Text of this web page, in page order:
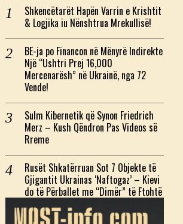
Shkencëtarët Hapën Varrin e Krishtit
& Logjika iu Nënshtrua Mrekullisë!
BE-ja po Financon në Mënyrë Indirekte
Një “Ushtri Prej 16,000
Mercenarësh” në Ukrainë, nga 72
Vende!
Sulm Kibernetik që Synon Friedrich
Merz – Kush Qëndron Pas Videos së
Rreme
Rusët Shkatërruan Sot 7 Objekte të
Gjigantit Ukrainas ‘Naftogaz’ – Kievi
do të Përballet me “Dimër” të Ftohtë